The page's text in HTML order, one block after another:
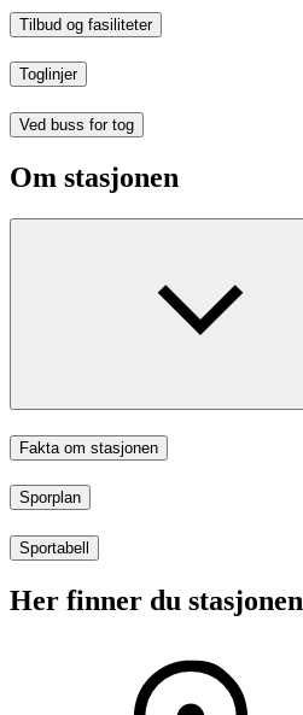
Tilbud og fasiliteter
Toglinjer
Ved buss for tog
Om stasjonen
Fakta om stasjonen
Sporplan
Sportabell
Her finner du stasjonen